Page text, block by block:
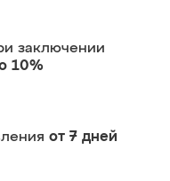
заключении
10%
от 7 дней